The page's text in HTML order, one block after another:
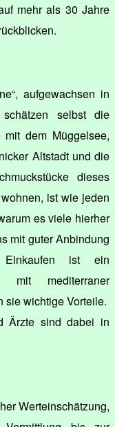
mehr als 30 Jahre
aufgewachsen in
selbst die
dem Müggelsee,
Altstadt und die
dieses
ist wie jeden
es viele hierher
mit guter Anbindung
Einkaufen ist ein
mit mediterraner
sie wichtige Vorteile.
Ärzte sind dabei in
Werteinschätzung,